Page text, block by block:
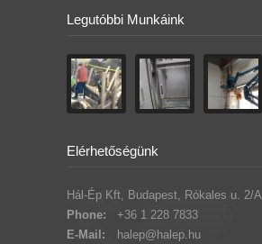
Legutóbbi Munkáink
Elérhetőségünk
Hál-Ép Kft, Budapest, Rókales u. 2/A
Phone:
+36 1 228 7833
E-Mail:
halep@halep.hu